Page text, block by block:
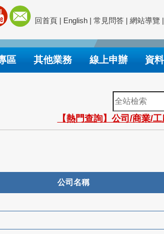
回首頁 | English | 常見問答 | 網站導覽 |
區 其他業務 線上申辦 資
全
站
檢
索
【熱門查詢】公司/商業/
公司名稱